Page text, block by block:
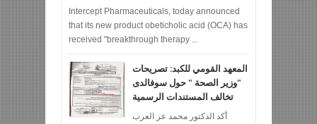
Intercept Pharmaceuticals, today announced
that its new product obeticholic acid (OCA) has
received "breakthrough therapy ...
المعهد القومي للكبد: تصريحات
"وزير الصحة " حول سوفالدى
تخالف المستندات الرسمية
أكد الدكتور محمد عز العرب